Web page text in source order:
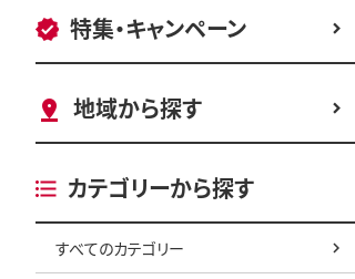
特集・キャンペーン
地域から探す
カテゴリーから探す
すべてのカテゴリー